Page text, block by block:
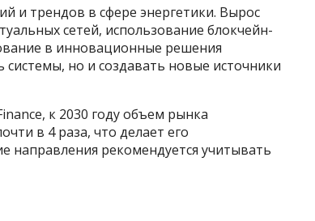
и трендов в сфере энергетики. Вырос
сетей, использование блокчейн-
в инновационные решения
но и создавать новые источники
к 2030 году объем рынка
в 4 раза, что делает его
направления рекомендуется учитывать